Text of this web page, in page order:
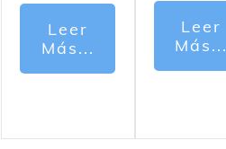
Leer
Más...
Leer
Más...